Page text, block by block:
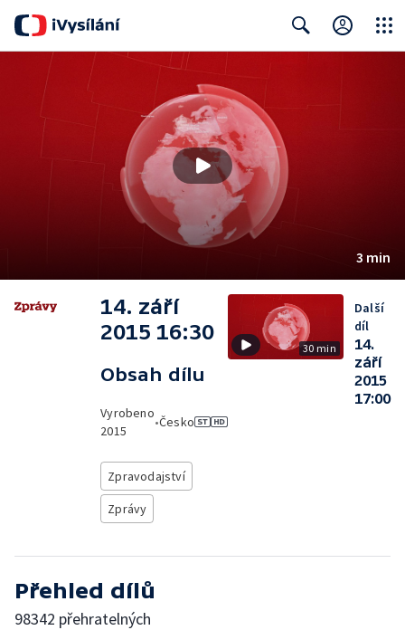
3 min
14. září
2015 16:30
Obsah dílu
Vyrobeno
2015
•Česko
Zpravodajství
Zprávy
30 min
Další
díl
14.
září
2015
17:00
Přehled dílů
98342 přehratelných